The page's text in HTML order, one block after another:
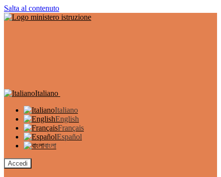
Salta al contenuto
Italiano
Italiano
English
Français
Español
বাংলা
Accedi